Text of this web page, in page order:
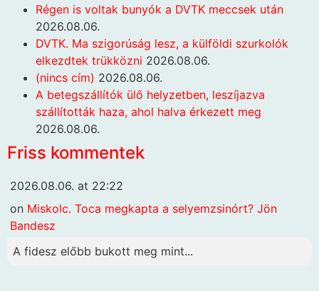
Régen is voltak bunyók a DVTK meccsek után
2026.08.06.
DVTK. Ma szigorúság lesz, a külföldi szurkolók
elkezdtek trükközni 2026.08.06.
(nincs cím) 2026.08.06.
A betegszállítók ülő helyzetben, leszíjazva
szállították haza, ahol halva érkezett meg
2026.08.06.
Friss kommentek
2026.08.06. at 22:22
on Miskolc. Toca megkapta a selyemzsinórt? Jön
Bandesz
A fidesz előbb bukott meg mint...